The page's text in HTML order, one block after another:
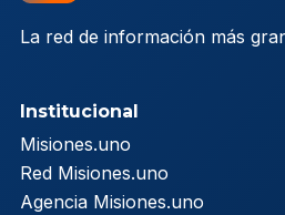
La red de información más
Institucional
Misiones.uno
Red Misiones.uno
Agencia Misiones.uno